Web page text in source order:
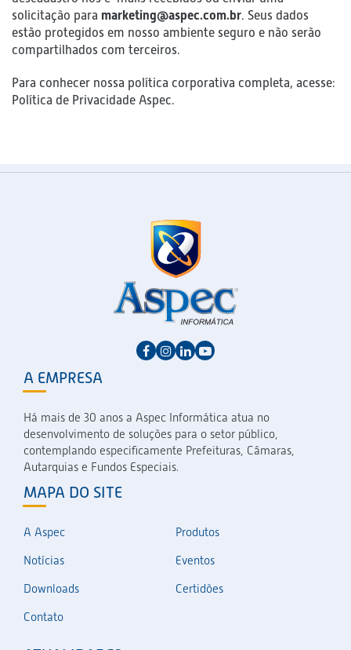
solicitação para marketing@aspec.com.br. Seus dados
estão protegidos em nosso ambiente seguro e não serão
compartilhados com terceiros.
Para conhecer nossa política corporativa completa, acesse:
Política de Privacidade Aspec.
A EMPRESA
Há mais de 30 anos a Aspec Informática atua no
desenvolvimento de soluções para o setor público,
contemplando especificamente Prefeituras, Câmaras,
Autarquias e Fundos Especiais.
MAPA DO SITE
A Aspec
Produtos
Notícias
Eventos
Downloads
Certidões
Contato